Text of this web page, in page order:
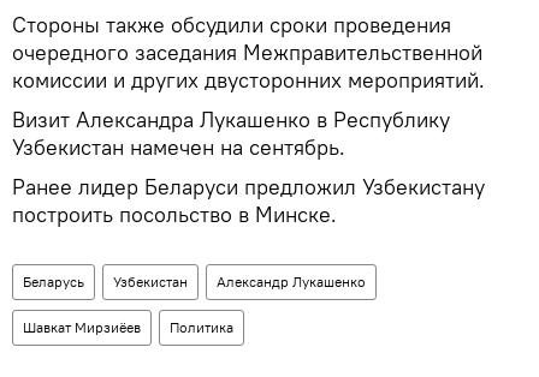
Стороны также обсудили сроки проведения
очередного заседания Межправительственной
комиссии и других двусторонних мероприятий.
Визит Александра Лукашенко в Республику
Узбекистан намечен на сентябрь.
Ранее лидер Беларуси предложил Узбекистану
построить посольство в Минске.
Беларусь Узбекистан Александр Лукашенко
Шавкат Мирзиёев Политика